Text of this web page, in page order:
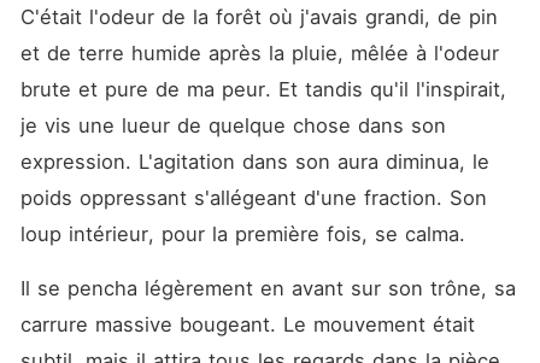
C'était l'odeur de la forêt où j'avais grandi, de pin
et de terre humide après la pluie, mêlée à l'odeur
brute et pure de ma peur. Et tandis qu'il l'inspirait,
je vis une lueur de quelque chose dans son
expression. L'agitation dans son aura diminua, le
poids oppressant s'allégeant d'une fraction. Son
loup intérieur, pour la première fois, se calma.
Il se pencha légèrement en avant sur son trône, sa
carrure massive bougeant. Le mouvement était